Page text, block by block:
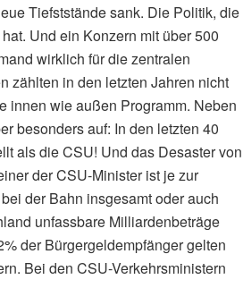
Tiefststände sank. Die Politik, die
Und ein Konzern mit über 500
wirklich für die zentralen
zählten in den letzten Jahren nicht
innen wie außen Programm. Neben
besonders auf: In den letzten 40
als die CSU! Und das Desaster von
der CSU-Minister ist je zur
der Bahn insgesamt oder auch
unfassbare Milliardenbeträge
der Bürgergeldempfänger gelten
Bei den CSU-Verkehrsministern